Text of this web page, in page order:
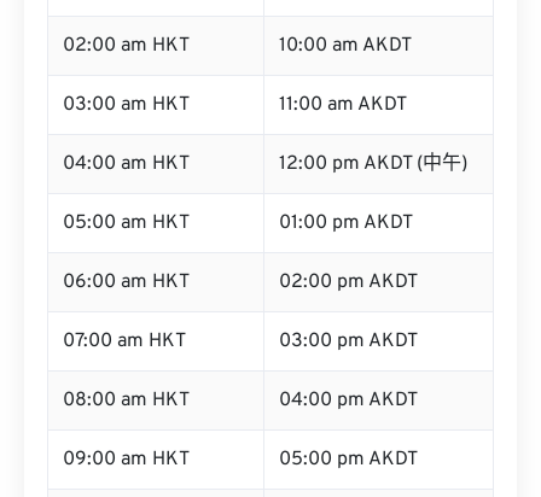
02:00 am HKT 10:00 am AKDT
03:00 am HKT 11:00 am AKDT
04:00 am HKT 12:00 pm AKDT (中午)
05:00 am HKT 01:00 pm AKDT
06:00 am HKT 02:00 pm AKDT
07:00 am HKT 03:00 pm AKDT
08:00 am HKT 04:00 pm AKDT
09:00 am HKT 05:00 pm AKDT